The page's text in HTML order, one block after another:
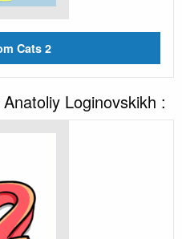
Cats 2
Loginovskikh :